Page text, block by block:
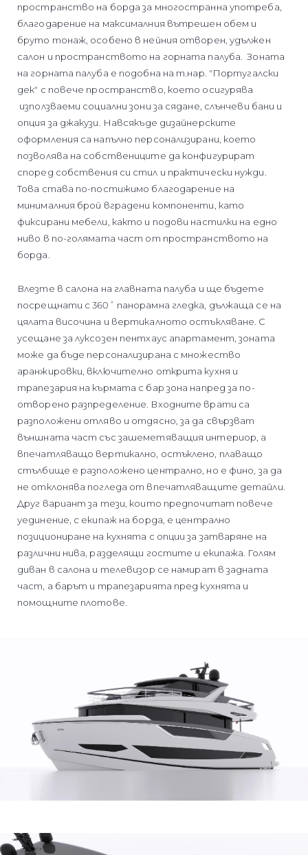
пространство на борда за многостранна употреба,
благодарение на максималния вътрешен обем и
бруто тонаж, особено в нейния отворен, удължен
салон и пространството на горната палуба. Зоната
на горната палуба е подобна на т.нар. "Португалски
дек" с повече пространство, което осигурява
използваеми социални зони за сядане, слънчеви бани и
опция за джакузи. Навсякъде дизайнерските
оформления са напълно персонализирани, което
позволява на собствениците да конфигурират
според собствения си стил и практически нужди.
Това става по-постижимо благодарение на
минималния брой вградени компоненти, като
фиксирани мебели, както и подови настилки на едно
ниво в по-голямата част от пространството на
борда.
Влезте в салона на главната палуба и ще бъдете
посрещнати с 360˚ панорамна гледка, дължаща се на
цялата височина и вертикалното остъкляване. С
усещане за луксозен пентхаус апартамент, зоната
може да бъде персонализирана с множество
аранжировки, включително открита кухня и
трапезария на кърмата с бар зона напред за по-
отворено разпределение. Входните врати са
разположени отляво и отдясно, за да свързват
външната част със зашеметяващия интериор, а
впечатляващо вертикално, остъклено, плаващо
стълбище е разположено централно, но е фино, за да
не отклонява погледа от впечатляващите детайли.
Друг вариант за тези, които предпочитат повече
уединение, с екипаж на борда, е централно
позициониране на кухнята с опции за затваряне на
различни нива, разделящи гостите и екипажа. Голям
диван в салона и телевизор се намират в задната
част, а барът и трапезарията пред кухнята и
помощните плотове.